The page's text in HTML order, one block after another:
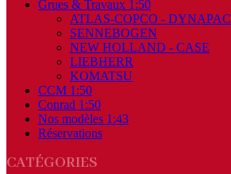
Grues & Travaux 1:50
ATLAS-COPCO - DYNAPAC
SENNEBOGEN
NEW HOLLAND - CASE
LIEBHERR
KOMATSU
CCM 1:50
Conrad 1:50
Nos modèles 1:43
Réservations
CATÉGORIES